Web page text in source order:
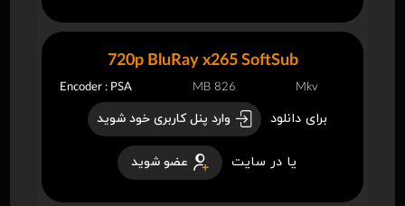
برای دانلود وارد پنل کاربری خود شوید
یا در سایت عضو شوید
720p BluRay x265 SoftSub
Encoder : PSA 826 MB Mkv